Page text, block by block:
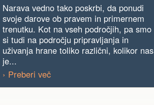
Narava vedno tako poskrbi, da ponudi
svoje darove ob pravem in primernem
trenutku. Kot na vseh področjih, pa smo
si tudi na področju pripravljanja in
uživanja hrane toliko različni, kolikor nas
je...
› Preberi več